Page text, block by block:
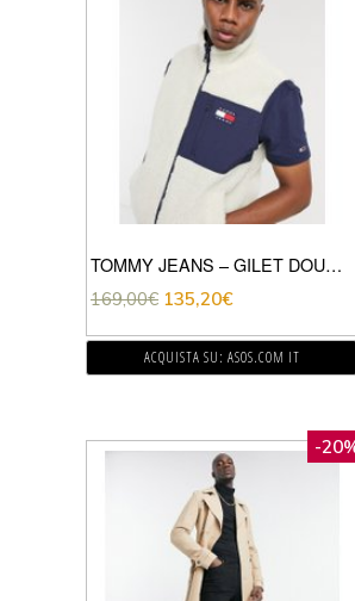
TOMMY JEANS – GILET DOUBLE-FACE RÉTRO IN PILE BORG/NYLON CUOIO/ROSSO
169,00€ 135,20€
ACQUISTA SU: ASOS.COM IT
-